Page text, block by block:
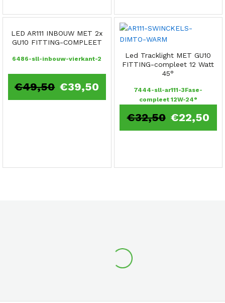
LED AR111 INBOUW MET 2x
GU10 FITTING-COMPLEET
6486-sll-inbouw-vierkant-2
€39,50
€49,50
Led Tracklight MET GU10
FITTING-compleet 12 Watt
45°
7444-sll-ar111-3Fase-
compleet 12W-24°
€22,50
€32,50